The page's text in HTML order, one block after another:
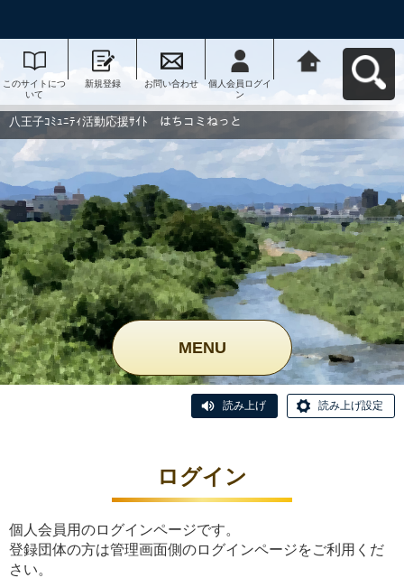
このサイトにつ
いて
新規登録 お問い合わせ
個人会員ログイ
ン
動応援ｻｲﾄ はち
コミねっとへ戻
八王子ｺﾐｭﾆﾃｨ活動応援ｻｲﾄ はちコミねっと
MENU
読み上げ 読み上げ設定
ログイン
個人会員用のログインページです。
登録団体の方は管理画面側のログインページをご利用くだ
さい。